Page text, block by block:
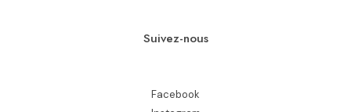
Suivez-nous
Facebook